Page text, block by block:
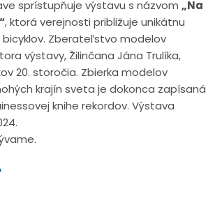
sprístupňuje výstavu s názvom „Na
, ktorá verejnosti približuje unikátnu
Zberateľstvo modelov
výstavy, Žilinčana Jána Trulíka,
20. storočia. Zbierka modelov
krajín sveta je dokonca zapísaná
knihe rekordov. Výstava